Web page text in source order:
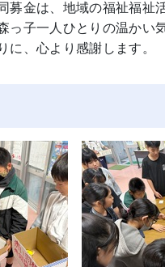
金は、地域の福祉福祉
子一人ひとりの温かい
、心より感謝します。